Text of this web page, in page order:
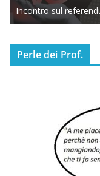
per la riforma della
Perle dei Prof.